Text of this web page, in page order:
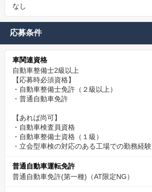
なし
応募条件
車関連資格
自動車整備士2級以上
【応募時必須資格】
・自動車整備士免許（２級以上）
・普通自動車免許
【あれば尚可】
・自動車検査員資格
・自動車整備士資格（１級）
・立会型車検の対応のある工場での勤務経験
普通自動車運転免許
普通自動車免許(第一種)（AT限定NG）